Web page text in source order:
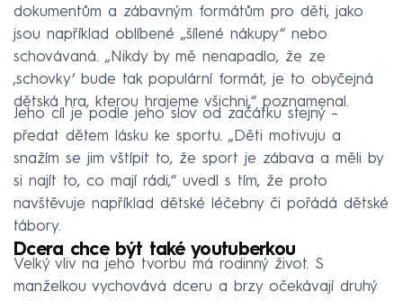
dokumentům a zábavným formátům pro děti, jako
jsou například oblíbené „šílené nákupy“ nebo
schovávaná. „Nikdy by mě nenapadlo, že ze
‚schovky‘ bude tak populární formát, je to obyčejná
dětská hra, kterou hrajeme všichni,“ poznamenal.
Jeho cíl je podle jeho slov od začátku stejný –
předat dětem lásku ke sportu. „Děti motivuju a
snažím se jim vštípit to, že sport je zábava a měli by
si najít to, co mají rádi,“ uvedl s tím, že proto
navštěvuje například dětské léčebny či pořádá dětské
tábory.
Dcera chce být také youtuberkou
Velký vliv na jeho tvorbu má rodinný život. S
manželkou vychovává dceru a brzy očekávají druhý